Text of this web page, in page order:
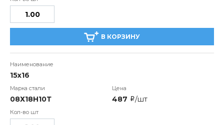
В КОРЗИНУ
15х16
08Х18Н10Т 487 i/шт